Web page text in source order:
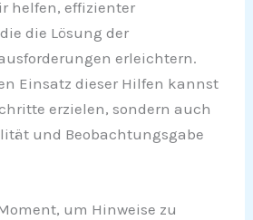
helfen, effizienter
die Lösung der
erleichtern.
Einsatz dieser Hilfen kannst
erzielen, sondern auch
und Beobachtungsgabe
um Hinweise zu